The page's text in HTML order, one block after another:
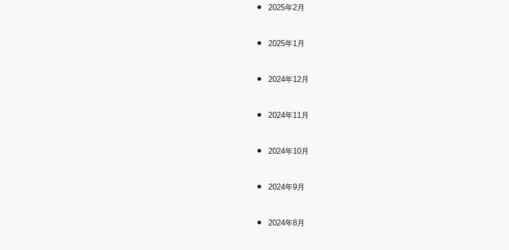
2025年2月
2025年1月
2024年12月
2024年11月
2024年10月
2024年9月
2024年8月